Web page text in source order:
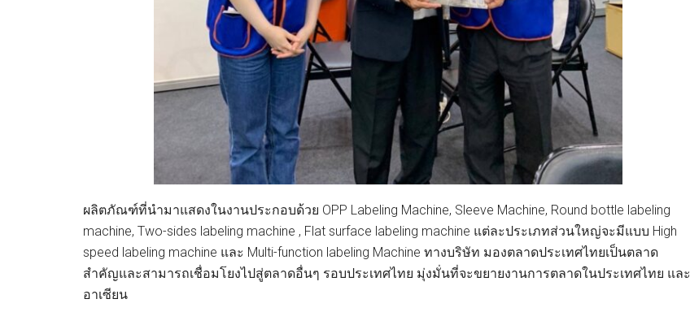
ผลิตภัณฑ์ที่นำมาแสดงในงานประกอบด้วย OPP Labeling Machine, Sleeve Machine, Round bottle labeling
machine, Two-sides labeling machine , Flat surface labeling machine แต่ละประเภทส่วนใหญ่จะมีแบบ High
speed labeling machine และ Multi-function labeling Machine ทางบริษัท มองตลาดประเทศไทยเป็นตลาด
สำคัญและสามารถเชื่อมโยงไปสู่ตลาดอื่นๆ รอบประเทศไทย มุ่งมั่นที่จะขยายงานการตลาดในประเทศไทย และ
อาเซียน